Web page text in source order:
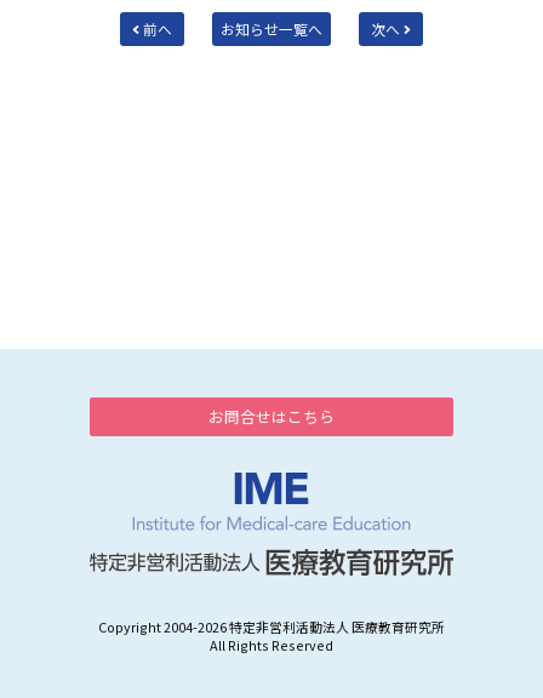
前へ お知らせ一覧へ 次へ
お問合せはこちら
Copyright 2004-2026 特定非営利活動法人 医療教育研究所
All Rights Reserved